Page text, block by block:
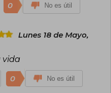
0 No es útil
Lunes 18 de Mayo,
vida
0 No es útil